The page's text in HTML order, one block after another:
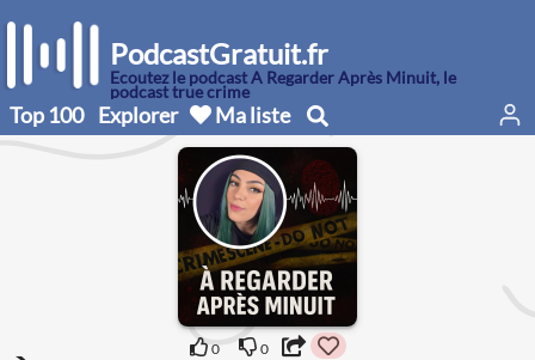
PodcastGratuit.fr
Écoutez le podcast À Regarder Après Minuit, le
podcast true crime
Top 100 Explorer Ma liste
0 0